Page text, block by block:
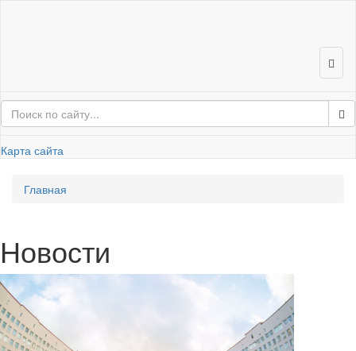
Карта сайта
Глав­ная
Но­во­сти